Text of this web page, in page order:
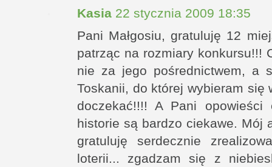
Kasia 22 stycznia 2009 18:35
Pani Małgosiu, gratuluję 12
patrząc na rozmiary konkursu!!!
nie za jego pośrednictwem, a
Toskanii, do której wybieram
doczekać!!!! A Pani
historie są bardzo ciekawe. Mój
gratuluję serdecznie
loterii... zgadzam się z